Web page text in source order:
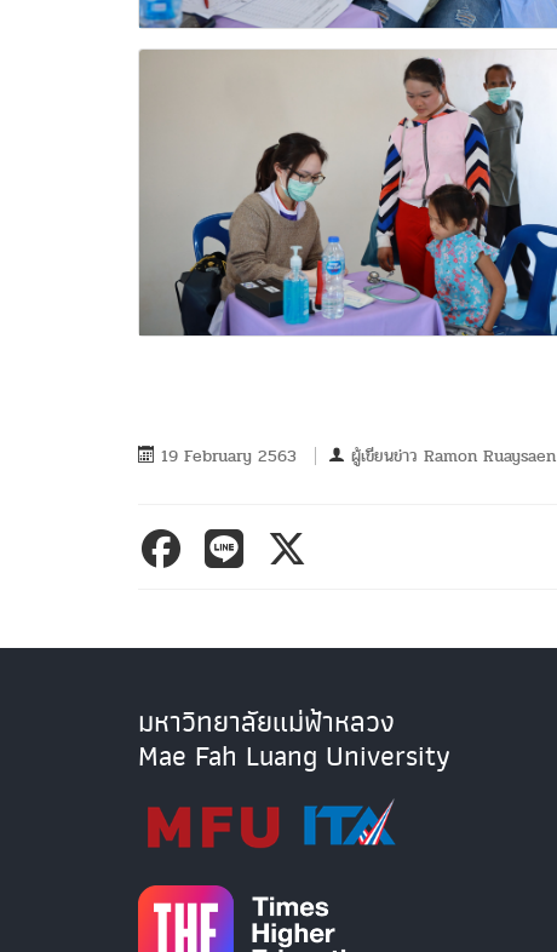
19 February 2563 ผู้เขียนข่าว Ramon Ruaysaen
มหาวิทยาลัยแม่ฟ้าหลวง
Mae Fah Luang University